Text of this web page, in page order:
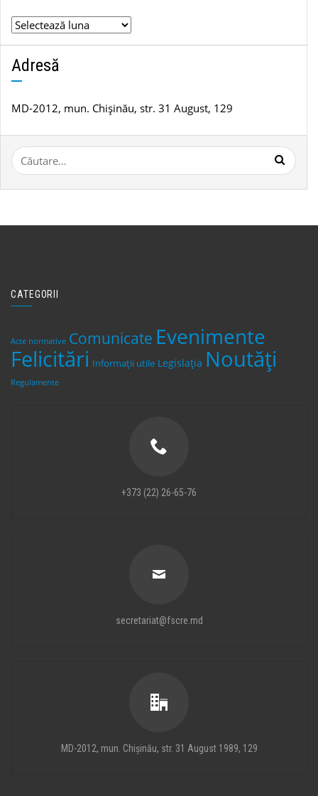
Arhivă
de
știri
Adresă
MD-2012, mun. Chișinău, str. 31 August, 129
Caută
după:
CATEGORII
Acte normative Comunicate Evenimente
Felicitări Informații utile Legislaţia Noutăți
Regulamente
+373 (22) 26-65-76
secretariat@fscre.md
MD-2012, mun. Chișinău, str. 31 August 1989, 129